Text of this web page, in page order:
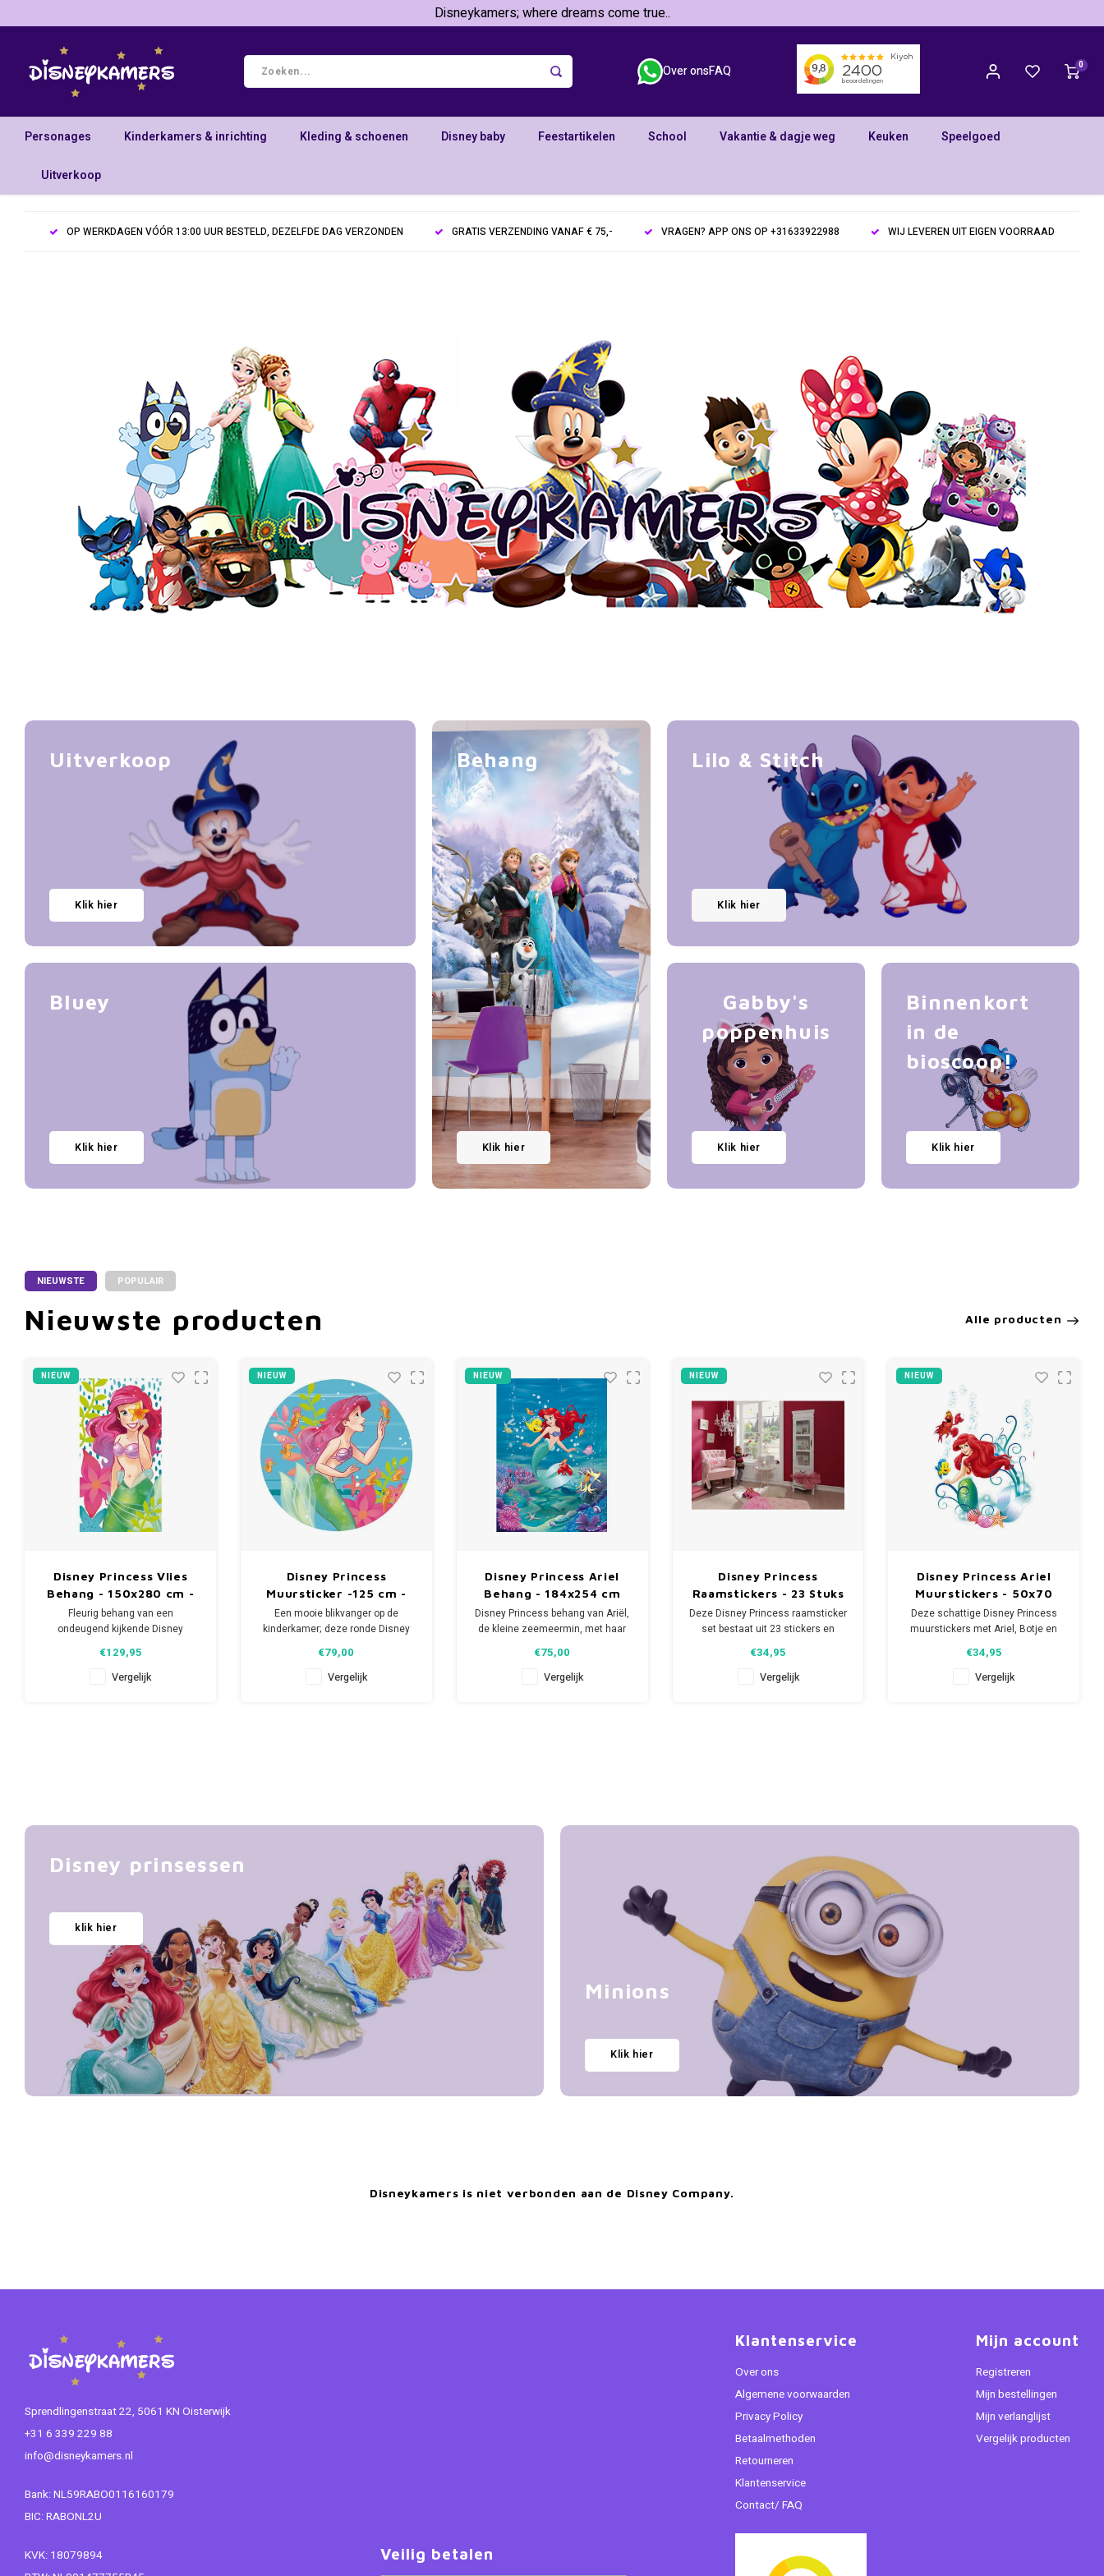
Disneykamers; where dreams come true..
Over onsFAQ 0
Personages Kinderkamers & inrichting Kleding & schoenen Disney baby Feestartikelen School Vakantie & dagje weg Keuken Speelgoed
Uitverkoop
OP WERKDAGEN VÓÓR 13:00 UUR BESTELD, DEZELFDE DAG VERZONDEN GRATIS VERZENDING VANAF € 75,- VRAGEN? APP ONS OP +31633922988 WIJ LEVEREN UIT EIGEN VOORRAAD
Uitverkoop
Klik hier
Bluey
Klik hier
Behang
Klik hier
Lilo & Stitch
Klik hier
Gabby's
poppenhuis
Klik hier
Binnenkort
in de
bioscoop!
Klik hier
NIEUWSTE POPULAIR
Nieuwste producten Alle producten
NIEUW
Disney Princess Vlies
Behang - 150x280 cm -
Ariel
Fleurig behang van een
ondeugend kijkende Disney
zeemeermin.
€129,95
Vergelijk
NIEUW
Disney Princess
Muursticker -125 cm -
Rond - Ariel
Een mooie blikvanger op de
kinderkamer; deze ronde Disney
muursticker van Ariël, de kleine
zeemeermin.
€79,00
Vergelijk
NIEUW
Disney Princess Ariel
Behang - 184x254 cm
Disney Princess behang van Ariël,
de kleine zeemeermin, met haar
schitterende zeemeermin behang
brengt de onderwaterwereld tot
€75,00
Vergelijk
NIEUW
Disney Princess
Raamstickers - 23 Stuks
Deze Disney Princess raamsticker
set bestaat uit 23 stickers en
kinderkamer of speelkamer op. Er
zijn 6 grote en 17 decoratieve
€34,95
Vergelijk
NIEUW
Disney Princess Ariel
Muurstickers - 50x70
cm
Deze schattige Disney Princess
muurstickers met Ariel, Botje en
onderwaterwereld tot leven in de
speel- of kinderkamer. De set
€34,95
Vergelijk
Disney prinsessen
klik hier
Minions
Klik hier
Disneykamers is niet verbonden aan de Disney Company.
Sprendlingenstraat 22, 5061 KN Oisterwijk
+31 6 339 229 88
info@disneykamers.nl
Bank: NL59RABO0116160179
BIC: RABONL2U
KVK: 18079894
Veilig betalen
Klantenservice
Over ons
Algemene voorwaarden
Privacy Policy
Betaalmethoden
Retourneren
Klantenservice
Contact/ FAQ
Mijn account
Registreren
Mijn bestellingen
Mijn verlanglijst
Vergelijk producten